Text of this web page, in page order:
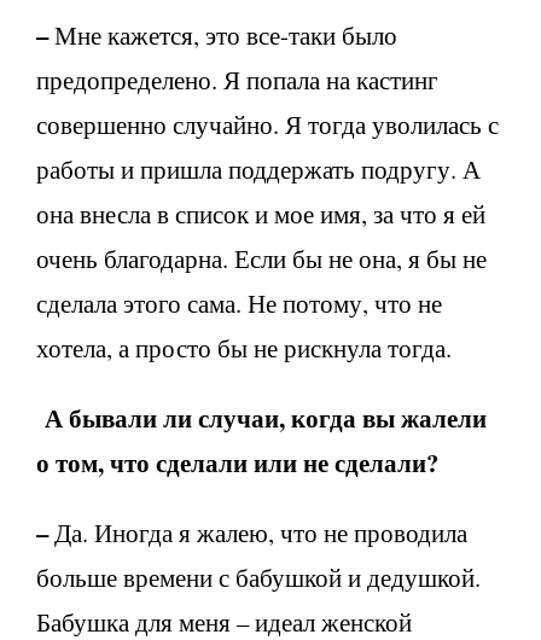
–Мне кажется, это все-таки было
предопределено. Я попала на кастинг
совершенно случайно. Я тогда уволилась с
работы и пришла поддержать подругу. А
она внесла в список и мое имя, за что я ей
очень благодарна. Если бы не она, я бы не
сделала этого сама. Не потому, что не
хотела, а просто бы не рискнула тогда.
А бывали ли случаи, когда вы жалели
о том, что сделали или не сделали?
–Да. Иногда я жалею, что не проводила
больше времени с бабушкой и дедушкой.
Бабушка для меня – идеал женской